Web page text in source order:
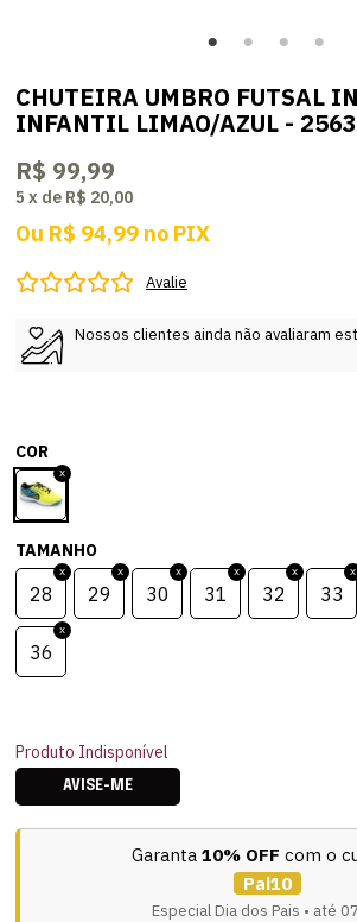
CHUTEIRA UMBRO FUTSAL
INFANTIL LIMAO/AZUL -
R$ 99,99
5 x de R$ 20,00
Ou R$ 94,99 no PIX
Avalie
Nossos clientes ainda não avaliaram
COR
TAMANHO
28 29 30 31 32 33
36
Produto Indisponível
AVISE-ME
Garanta 10% OFF com o
Pai10
Especial Dia dos Pais • até